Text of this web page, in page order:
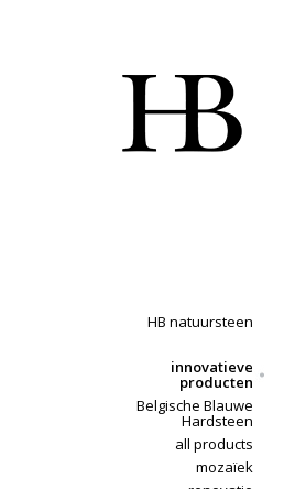
HB natuursteen
innovatieve
producten
Belgische Blauwe
Hardsteen
all products
mozaïek